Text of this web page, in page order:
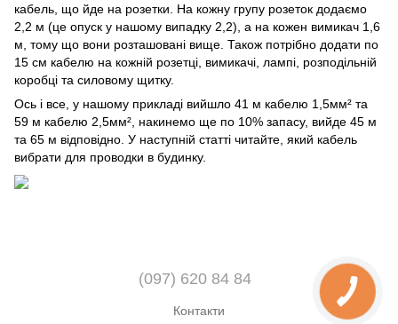
кабель, що йде на розетки. На кожну групу розеток додаємо
2,2 м (це опуск у нашому випадку 2,2), а на кожен вимикач 1,6
м, тому що вони розташовані вище. Також потрібно додати по
15 см кабелю на кожній розетці, вимикачі, лампі, розподільній
коробці та силовому щитку.
Ось і все, у нашому прикладі вийшло 41 м кабелю 1,5мм² та
59 м кабелю 2,5мм², накинемо ще по 10% запасу, вийде 45 м
та 65 м відповідно. У наступній статті читайте, який кабель
вибрати для проводки в будинку.
(097) 620 84 84
Контакти